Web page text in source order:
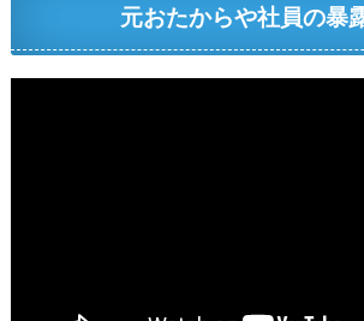
元おたからや社員の暴